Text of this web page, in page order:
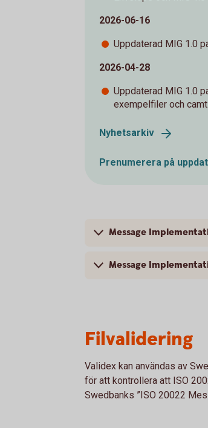
2026-06-16
Uppdaterad MIG 1.0
2026-04-28
Uppdaterad MIG 1.0
exempelfiler och
Nyhetsarkiv
Prenumerera på
Message
Message
Filvalidering
Validex kan användas av
för att kontrollera att ISO
Swedbanks ”ISO 20022